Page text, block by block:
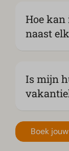
Hoe
naast
Is mijn
Boek